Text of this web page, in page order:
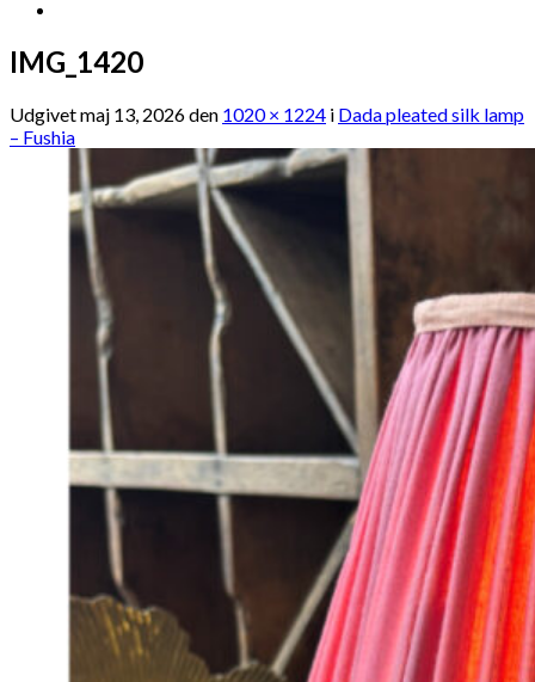
IMG_1420
Udgivetmaj 13, 2026den 1020 × 1224 i Dada pleated silk lamp
– Fushia